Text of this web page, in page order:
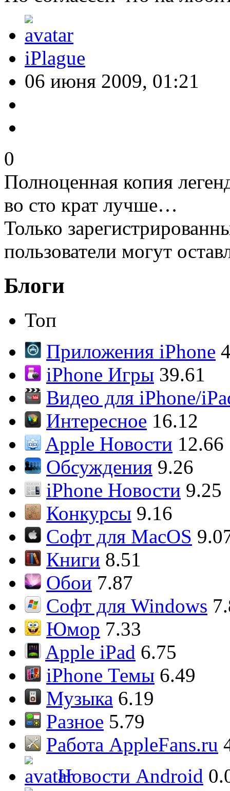
iPlague
06 июня 2009, 01:21
0
Полноценная копия
во сто крат лучше…
Только
пользователи могут
Блоги
Топ
Приложения iPhone
iPhone Игры 39.61
Видео для iPhone/
Интересное 16.12
Apple Новости 12.66
Обсуждения 9.26
iPhone Новости 9.25
Конкурсы 9.16
Софт для MacOS
Книги 8.51
Обои 7.87
Софт для Windows
Юмор 7.33
Apple iPad 6.75
iPhone Темы 6.49
Музыка 6.19
Разное 5.79
Работа AppleFans.ru
Новости Android